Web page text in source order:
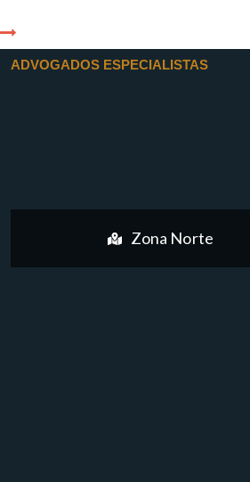
ADVOGADOS ESPECIALISTAS
Zona Norte